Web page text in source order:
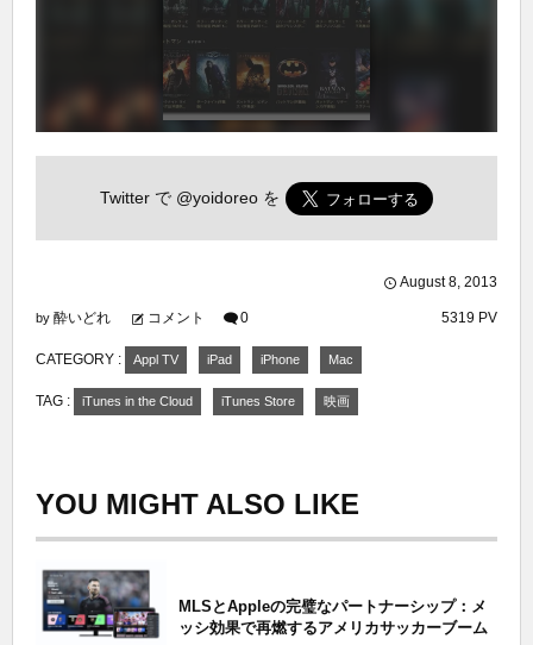
Twitter で @yoidoreo を
August 8, 2013
by 酔いどれ コメント 0 5319 PV
CATEGORY : Appl TV iPad iPhone Mac
TAG : iTunes in the Cloud iTunes Store 映画
YOU MIGHT ALSO LIKE
MLSとAppleの完璧なパートナーシップ：メ
ッシ効果で再燃するアメリカサッカーブーム